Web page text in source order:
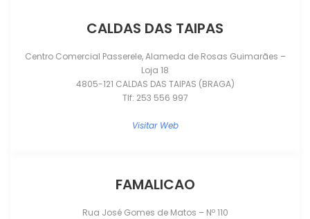
CALDAS DAS TAIPAS
Centro Comercial Passerele, Alameda de Rosas Guimarães –
Loja 18
4805-121 CALDAS DAS TAIPAS (BRAGA)
Tlf: 253 556 997
Visitar Web
FAMALICAO
Rua José Gomes de Matos – Nº 110